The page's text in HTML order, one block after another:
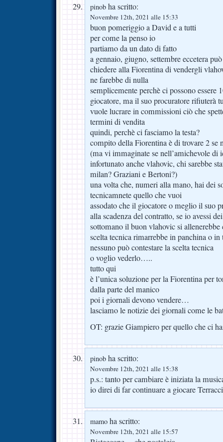
pinob ha scritto:
Novembre 12th, 2021 alle 15:33
buon pomeriggio a David e a tutti
per come la penso io
partiamo da un dato di fatto
a gennaio, giugno, settembre eccetera
chiedere alla Fiorentina di vendergli
ne farebbe di nulla
semplicemente perchè ci possono essere
giocatore, ma il suo procuratore rifiuterà
vuole lucrare in commissioni ciò che
termini di vendita
quindi, perchè ci fasciamo la testa?
compito della Fiorentina è di trovare 2 se
(ma vi immaginate se nell’amichevole di
infortunato anche vlahovic, chi sarebbe
milan? Graziani e Bertoni?)
una volta che, numeri alla mano, hai dei
tecnicamnete quello che vuoi
assodato che il giocatore o meglio il suo
alla scadenza del contratto, se io avessi
sottomano il buon vlahovic si allenerebbe
scelta tecnica rimarrebbe in panchina o in
nessuno può contestare la scelta tecnica
o voglio vederlo…..
tutto qui
è l’unica soluzione per la Fiorentina per
dalla parte del manico
poi i giornali devono vendere…
lasciamo le notizie dei giornali come le
OT: grazie Giampiero per quello che ci
pinob ha scritto:
Novembre 12th, 2021 alle 15:38
p.s.: tanto per cambiare è iniziata la
io direi di far continuare a giocare
mamo ha scritto:
Novembre 12th, 2021 alle 15:57